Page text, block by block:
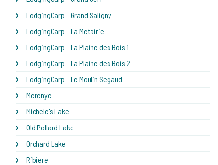
LodgingCarp - Grand Saligny
LodgingCarp - La Metairie
LodgingCarp - La Plaine des Bois 1
LodgingCarp - La Plaine des Bois 2
LodgingCarp - Le Moulin Segaud
Merenye
Michele's Lake
Old Pollard Lake
Orchard Lake
Ribiere